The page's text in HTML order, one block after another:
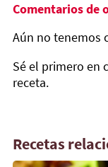
Comentarios de
Aún no tenemos
Sé el primero en
receta.
Recetas